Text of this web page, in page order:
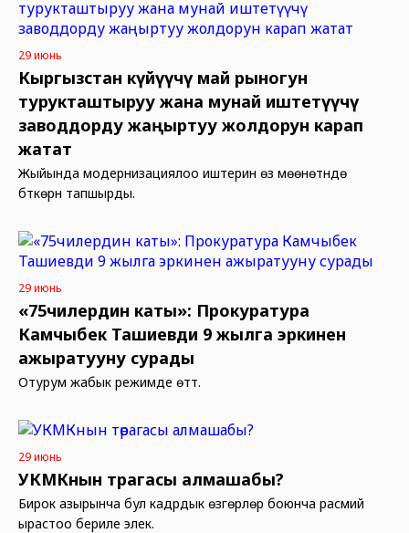
29 июнь
Кыргызстан күйүүчү май рыногун
турукташтыруу жана мунай иштетүүчү
заводдорду жаңыртуу жолдорун карап
жатат
Жыйында модернизациялоо иштерин өз мөөнөтүндө
бүткөрүүнү тапшырды.
29 июнь
«75чилердин каты»: Прокуратура
Камчыбек Ташиевди 9 жылга эркинен
ажыратууну сурады
Отурум жабык режимде өттү.
29 июнь
УКМКнын төрагасы алмашабы?
Бирок азырынча бул кадрдык өзгөрүүлөр боюнча расмий
ырастоо бериле элек.